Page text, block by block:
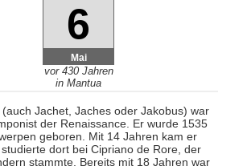
6
Mai
vor 430 Jahren
in Mantua
Jachet, Jaches oder Jakobus) war
der Renaissance. Er wurde 1535
geboren. Mit 14 Jahren kam er
dort bei Cipriano de Rore, der
stammte. Bereits mit 18 Jahren war